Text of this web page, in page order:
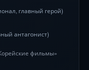
Джон Мин и Ли
химию
Чан погружает
и визуально
ребенка
главный герой)
антагонист)
фильмы»